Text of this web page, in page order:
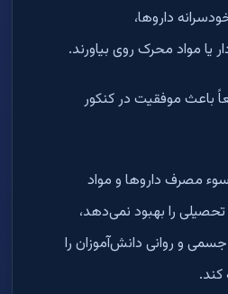
داروها،
یا مواد محرک روی بیاورند.
باعث موفقیت در کنکور
مصرف داروها و مواد
را بهبود نمی‌دهد،
و روانی دانش‌آموزان را
.